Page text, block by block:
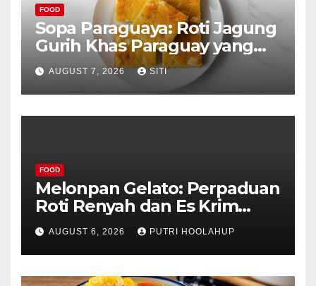
FOOD
Sopa Paraguaya: Roti Jagung
Gurih Khas Paraguay yang
Unik
AUGUST 7, 2026 SITI
FOOD
Melonpan Gelato: Perpaduan
Roti Renyah dan Es Krim
Lembut yang Menggoda
AUGUST 6, 2026 PUTRI HOOLAHUP